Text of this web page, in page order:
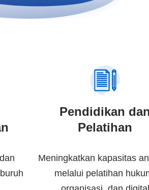
Pendidikan
Pelatihan
Meningkatkan kapasitas
melalui pelatihan